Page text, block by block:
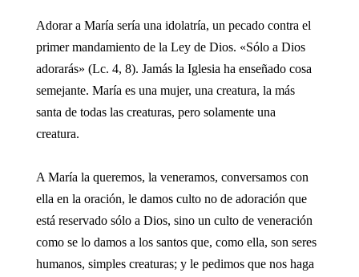
Adorar a María sería una idolatría, un pecado contra el
primer mandamiento de la Ley de Dios. «Sólo a Dios
adorarás» (Lc. 4, 8). Jamás la Iglesia ha enseñado cosa
semejante. María es una mujer, una creatura, la más
santa de todas las creaturas, pero solamente una
creatura.
A María la queremos, la veneramos, conversamos con
ella en la oración, le damos culto no de adoración que
está reservado sólo a Dios, sino un culto de veneración
como se lo damos a los santos que, como ella, son seres
humanos, simples creaturas; y le pedimos que nos haga